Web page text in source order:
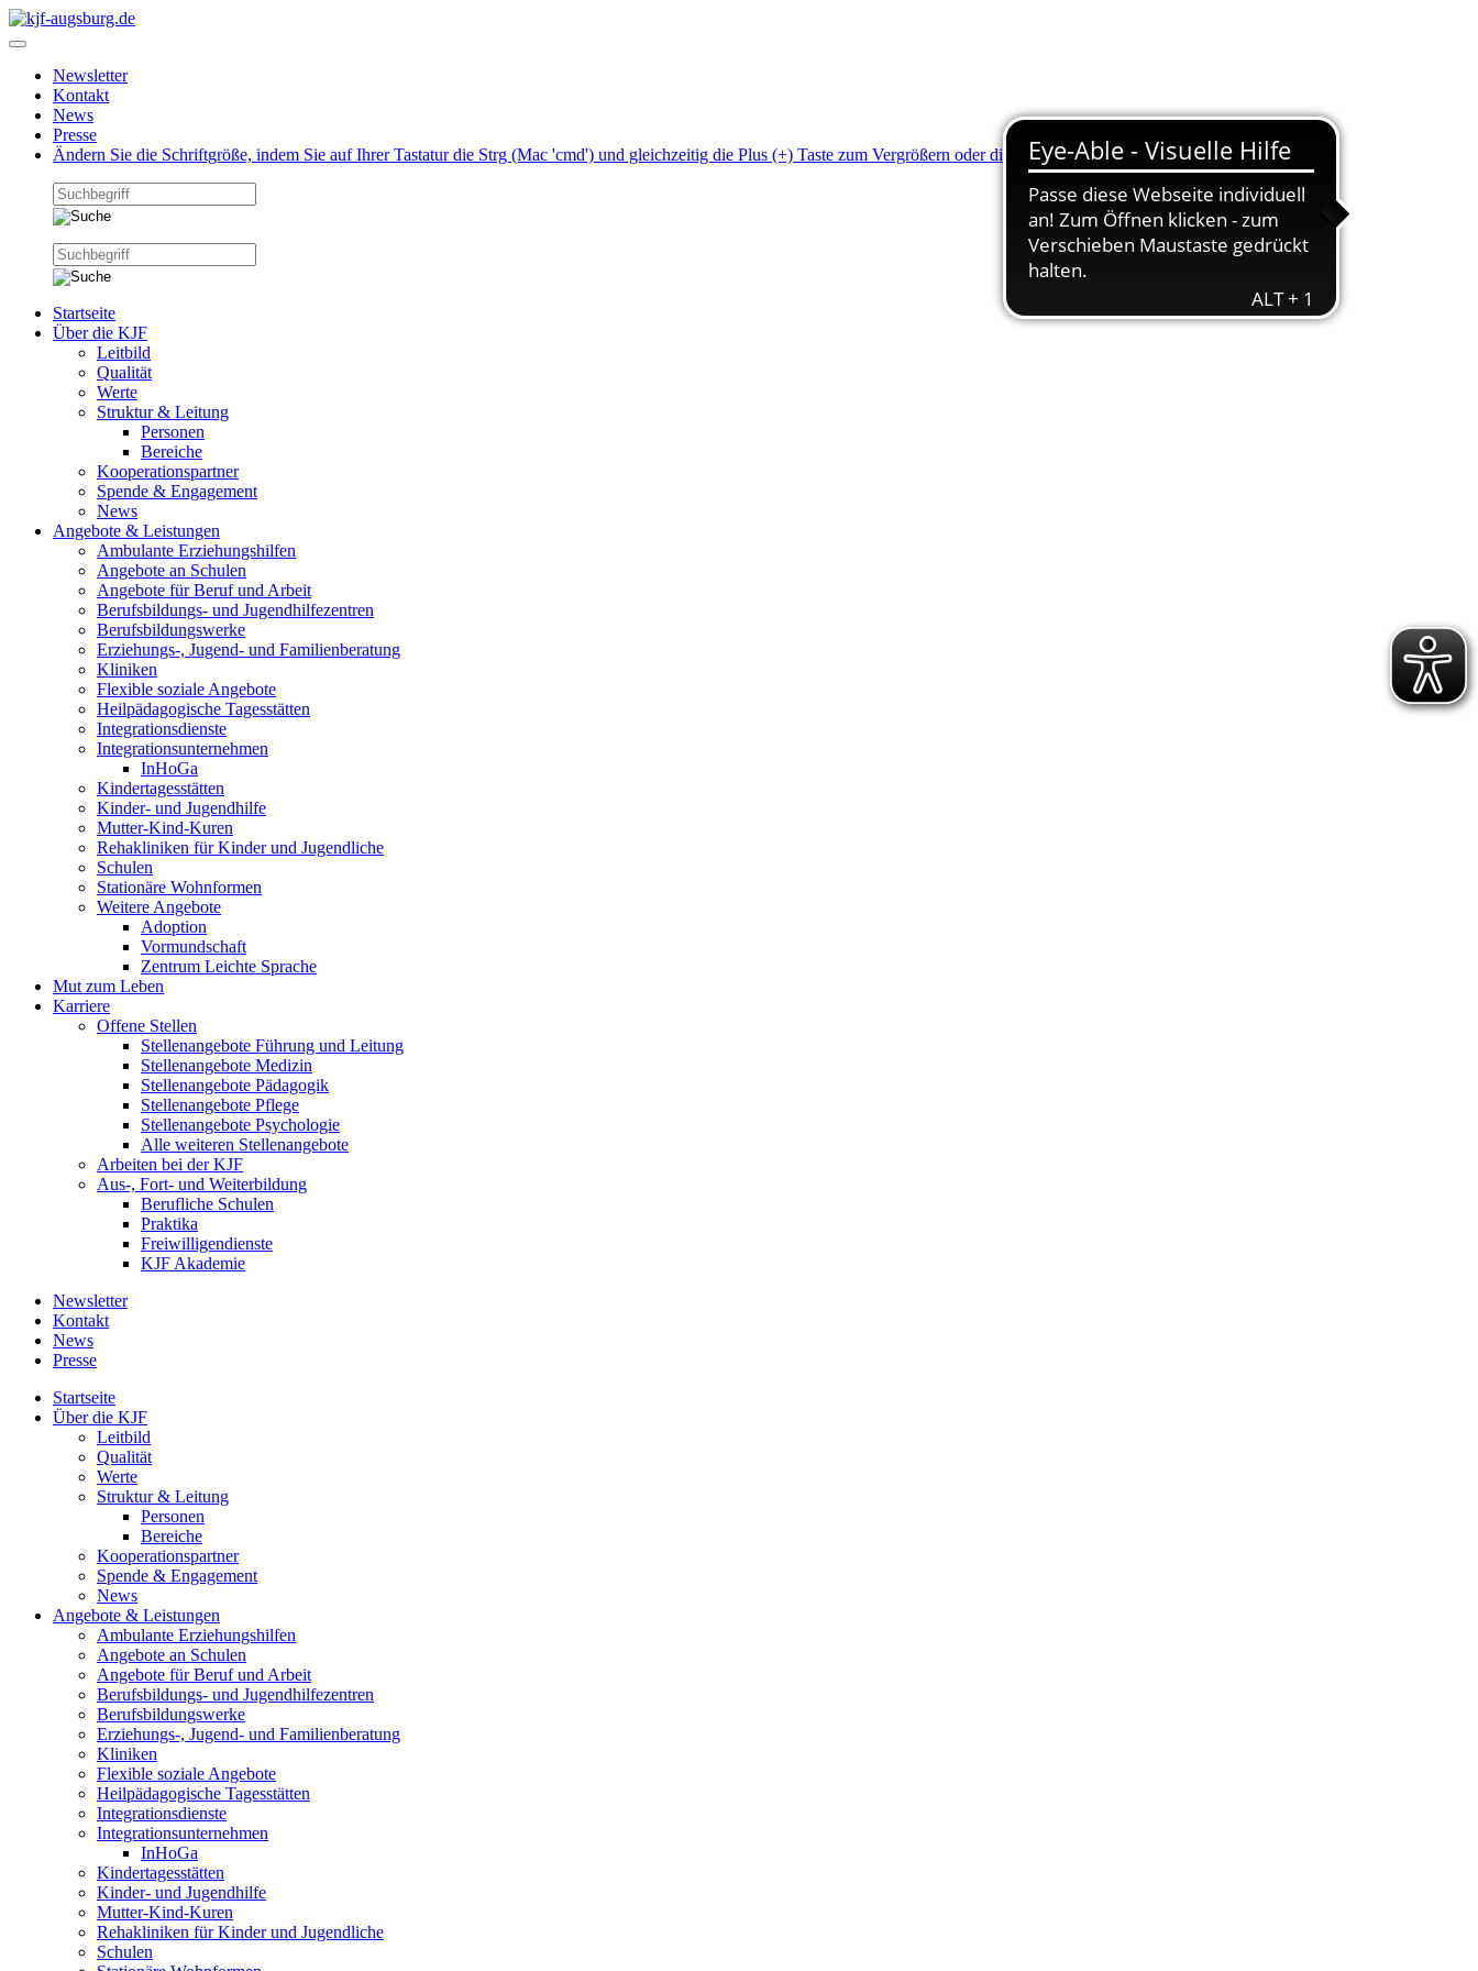
Newsletter
Kontakt
News
Presse
Ändern Sie die Schriftgröße, indem Sie auf Ihrer Tastatur die Strg (Mac 'cmd') und gleichzeitig die Plus (+) Taste zum Vergrößern oder die Minus (-) Taste zum Verkleinern drücken.
Startseite
Über die KJF
Leitbild
Qualität
Werte
Struktur & Leitung
Personen
Bereiche
Kooperationspartner
Spende & Engagement
News
Angebote & Leistungen
Ambulante Erziehungshilfen
Angebote an Schulen
Angebote für Beruf und Arbeit
Berufsbildungs- und Jugendhilfezentren
Berufsbildungswerke
Erziehungs-, Jugend- und Familienberatung
Kliniken
Flexible soziale Angebote
Heilpädagogische Tagesstätten
Integrationsdienste
Integrationsunternehmen
InHoGa
Kindertagesstätten
Kinder- und Jugendhilfe
Mutter-Kind-Kuren
Rehakliniken für Kinder und Jugendliche
Schulen
Stationäre Wohnformen
Weitere Angebote
Adoption
Vormundschaft
Zentrum Leichte Sprache
Mut zum Leben
Karriere
Offene Stellen
Stellenangebote Führung und Leitung
Stellenangebote Medizin
Stellenangebote Pädagogik
Stellenangebote Pflege
Stellenangebote Psychologie
Alle weiteren Stellenangebote
Arbeiten bei der KJF
Aus-, Fort- und Weiterbildung
Berufliche Schulen
Praktika
Freiwilligendienste
KJF Akademie
Newsletter
Kontakt
News
Presse
Startseite
Über die KJF
Leitbild
Qualität
Werte
Struktur & Leitung
Personen
Bereiche
Kooperationspartner
Spende & Engagement
News
Angebote & Leistungen
Ambulante Erziehungshilfen
Angebote an Schulen
Angebote für Beruf und Arbeit
Berufsbildungs- und Jugendhilfezentren
Berufsbildungswerke
Erziehungs-, Jugend- und Familienberatung
Kliniken
Flexible soziale Angebote
Heilpädagogische Tagesstätten
Integrationsdienste
Integrationsunternehmen
InHoGa
Kindertagesstätten
Kinder- und Jugendhilfe
Mutter-Kind-Kuren
Rehakliniken für Kinder und Jugendliche
Schulen